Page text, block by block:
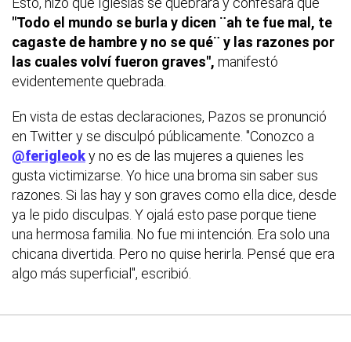
"Todo el mundo se burla y dicen ¨ah te fue mal, te
cagaste de hambre y no se qué¨ y las razones por
las cuales volví fueron graves", manifestó
evidentemente quebrada.
En vista de estas declaraciones, Pazos se pronunció
en Twitter y se disculpó públicamente. "Conozco a
@ferigleoky no es de las mujeres a quienes les
gusta victimizarse. Yo hice una broma sin saber sus
razones. Si las hay y son graves como ella dice, desde
ya le pido disculpas. Y ojalá esto pase porque tiene
una hermosa familia. No fue mi intención. Era solo una
chicana divertida. Pero no quise herirla. Pensé que era
algo más superficial", escribió.